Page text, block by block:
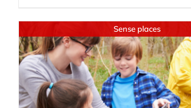
Sense places